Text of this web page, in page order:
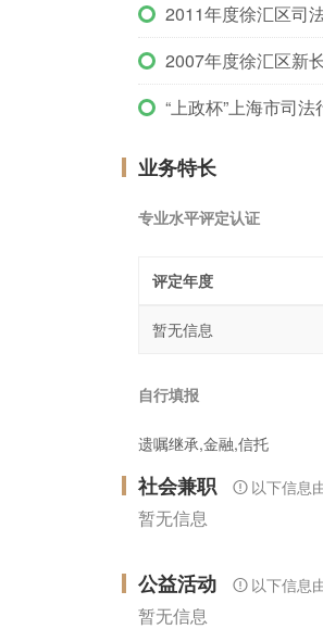
2011年度徐汇区司
2007年度徐汇区新
“上政杯”上海市司
业务特长
专业水平评定认证
评定年度
暂无信息
自行填报
遗嘱继承,金融,信托
社会兼职 以下信息
暂无信息
公益活动 以下信息
暂无信息